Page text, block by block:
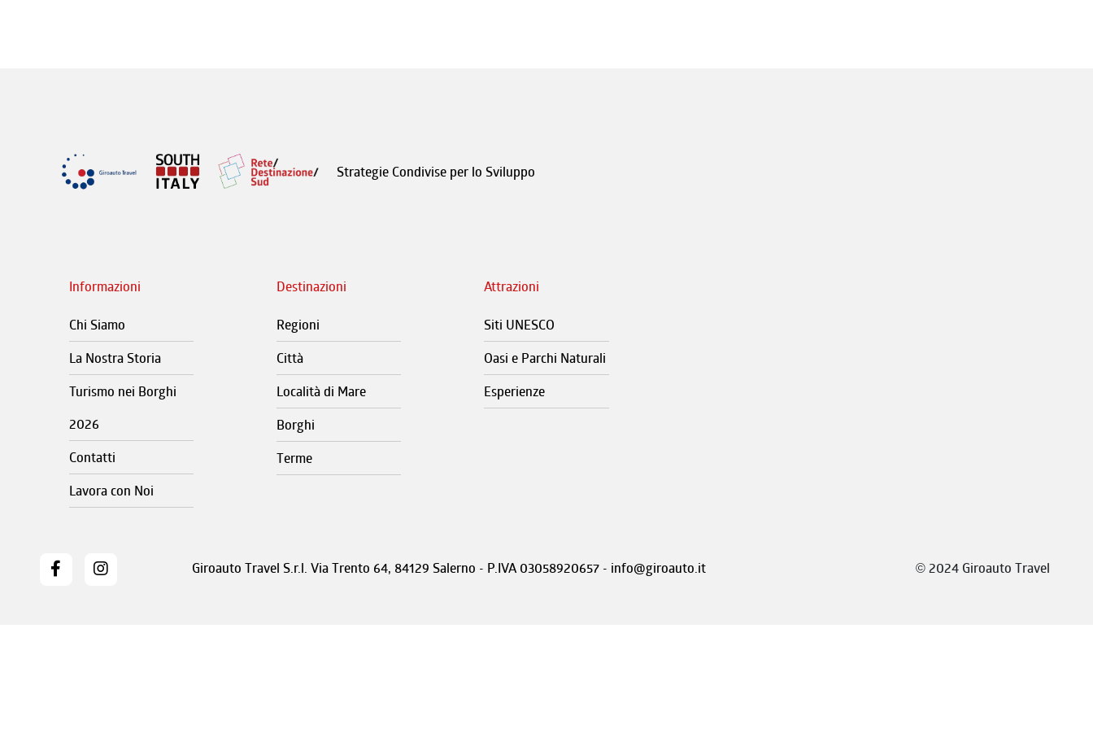
Strategie Condivise per lo Sviluppo
Informazioni
Chi Siamo
La Nostra Storia
Turismo nei Borghi
2026
Contatti
Lavora con Noi
Destinazioni
Regioni
Città
Località di Mare
Borghi
Terme
Attrazioni
Siti UNESCO
Oasi e Parchi Naturali
Esperienze
Giroauto Travel S.r.l. Via Trento 64, 84129 Salerno - P.IVA 03058920657 - info@giroauto.it ©2024 Giroauto Travel